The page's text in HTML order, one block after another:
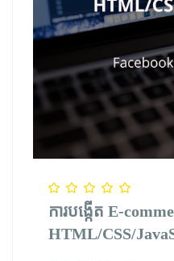
ការបង្កើត​ E-
HTML/CSS/